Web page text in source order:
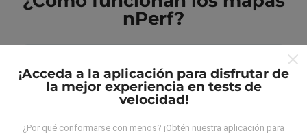
nPerf?
¡Acceda a la aplicación para disfrutar de
la mejor experiencia en tests de
velocidad!
¿Por qué conformarse con menos? ¡Obtén nuestra aplicación para